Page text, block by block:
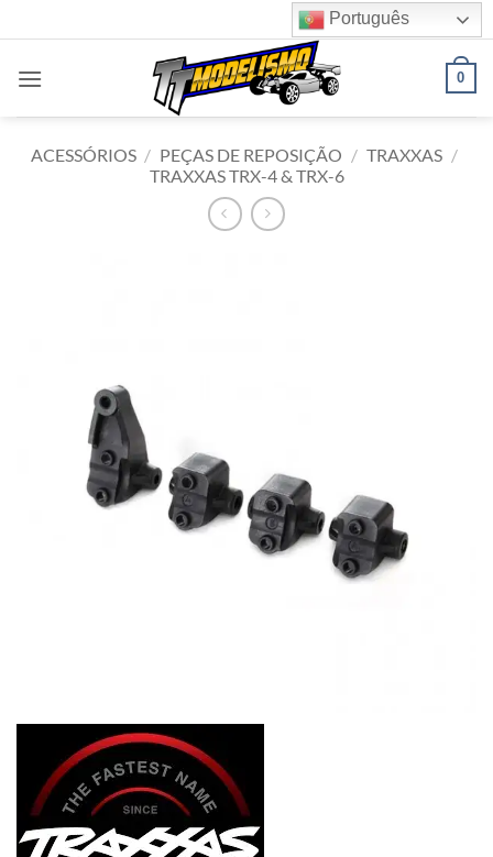
to
content
Português
0
ACESSÓRIOS / PEÇAS DE REPOSIÇÃO / TRAXXAS /
TRAXXAS TRX-4 & TRX-6